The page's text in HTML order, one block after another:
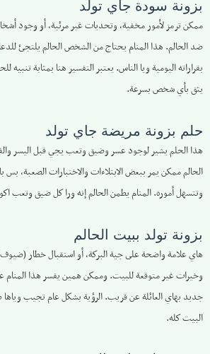
بزونة سودة جاي تولد
ممكن ترمز لأمور مخفية، وتحديات غير مرئية، أو وجود
ضد الحالم. هذا المنام يحتاج من الشخص الحالم يلتجئ
بقراراته اليومية ويا الناس. يعتبر التفسير هنا بمثابة تنبيه
يثق بأي شخص بسرعة.
حلم بزونة مريضة جاي تولد
هذا الحلم يشير لوجود عسر وضيق وتعب يجي قبل اليسر
الحالم ممكن يمر ببعض الابتلاءات والاختبارات الصعبة، بس
وتتسهل أموره. المنام يطمن الحالم إنه ورا كل ضيق وتعب
بزونة تولد ببيت الحالم
هاي علامة واضحة على جية البركة، أو استقبال خطار
وخيرات غير متوقعة للبيت. وممكن همين يفسر هذا المنام
جديد بهاي العائلة عن قريب. الرؤية بشكل عام تجيب وياها
البيت كله.